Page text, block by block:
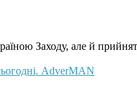
Заходу, але й